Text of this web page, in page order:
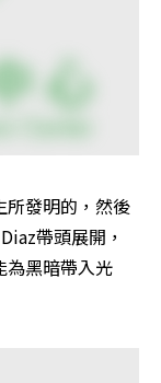
所發明的，然後
帶頭展開，
為黑暗帶入光